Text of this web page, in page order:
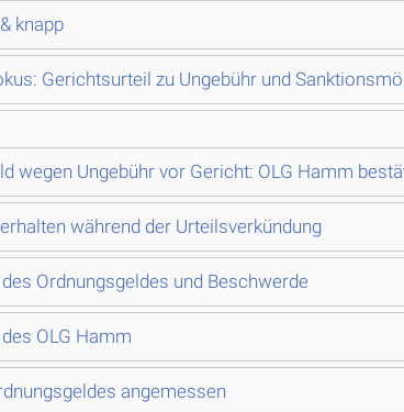
knapp
Gerichtsurteil zu Ungebühr und
wegen Ungebühr vor Gericht: OLG Hamm
während der Urteilsverkündung
Ordnungsgeldes und Beschwerde
OLG Hamm
angemessen